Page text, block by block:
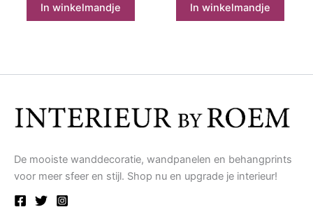
In winkelmandje In winkelmandje
De mooiste wanddecoratie, wandpanelen en behangprints
voor meer sfeer en stijl. Shop nu en upgrade je interieur!